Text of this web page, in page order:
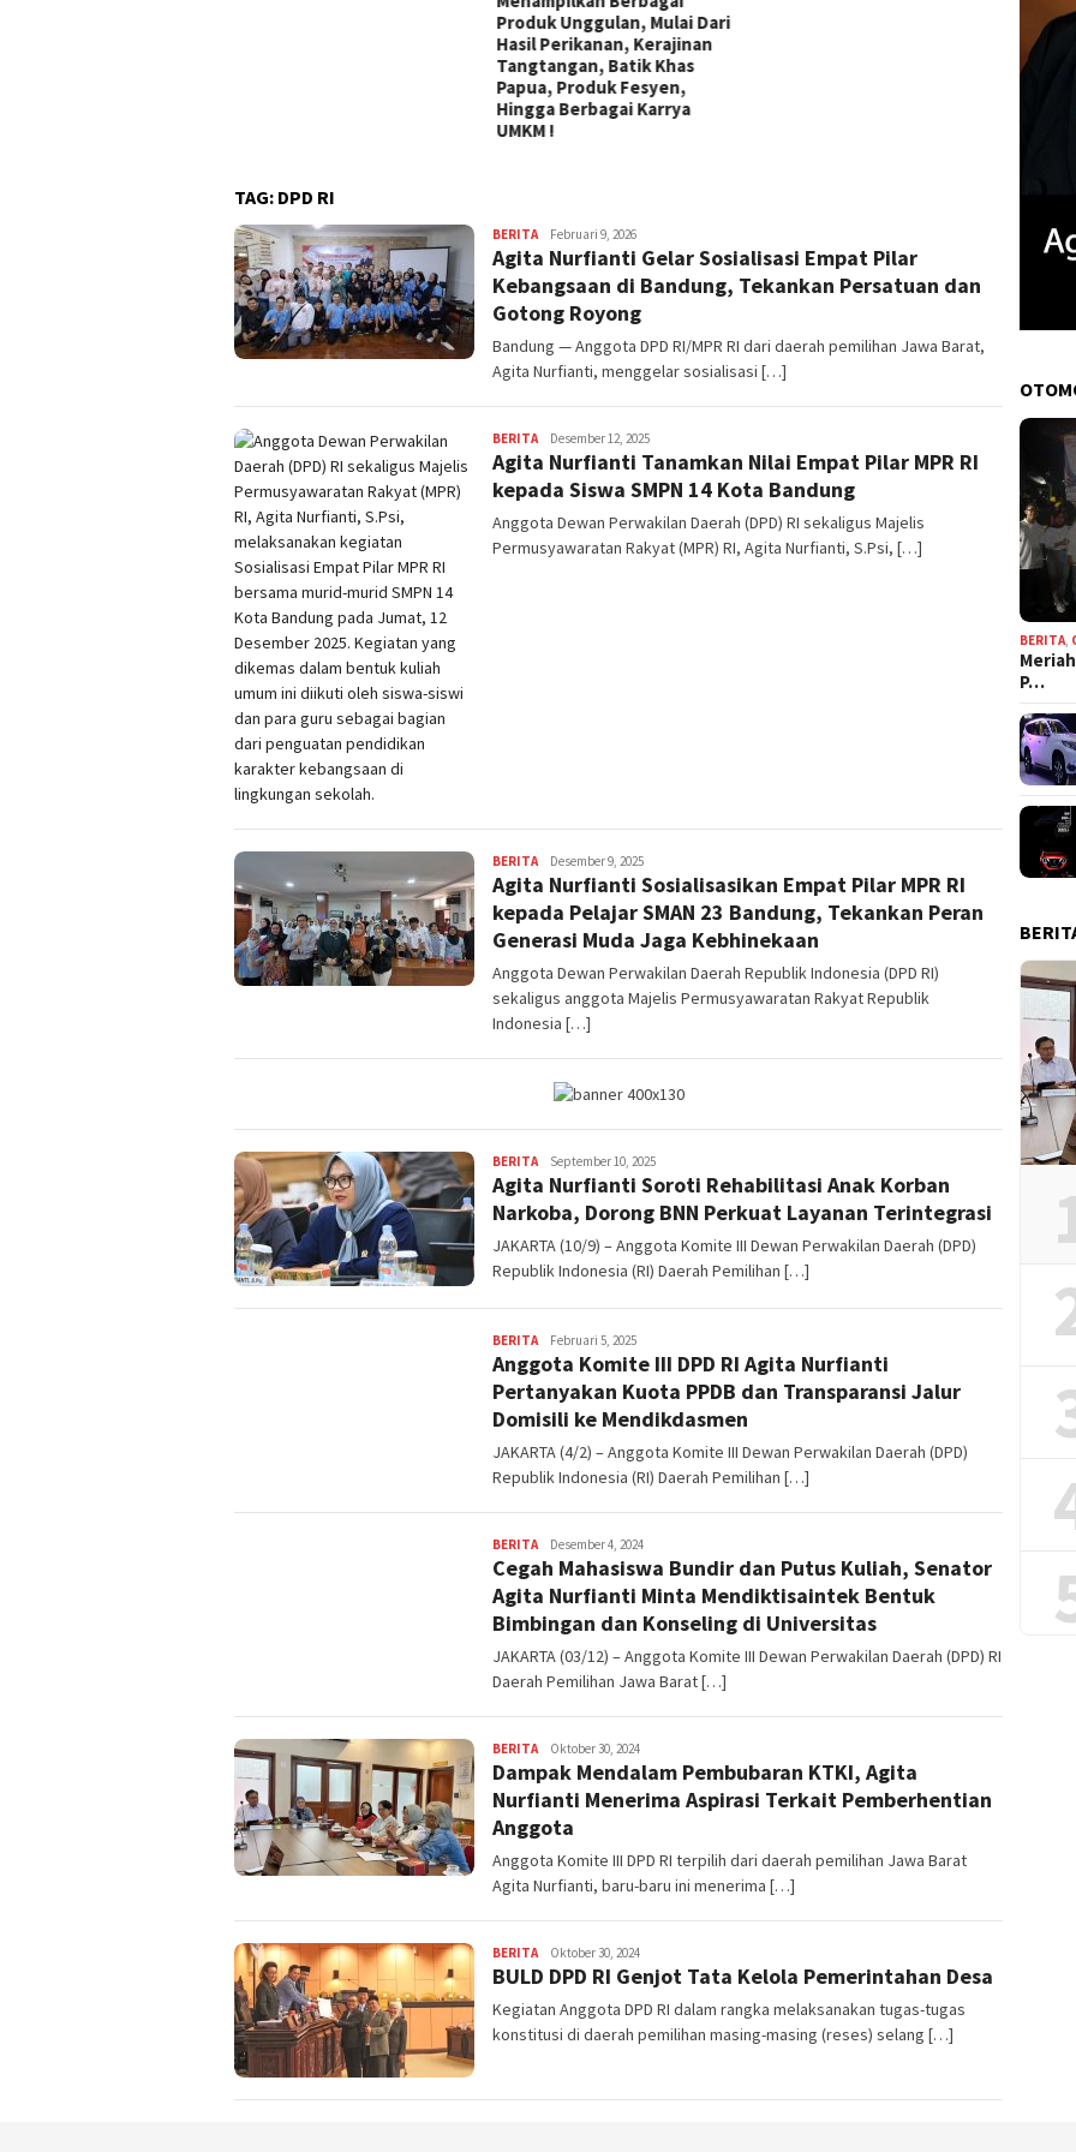
Produk Unggulan, Mulai Dari
Hasil Perikanan, Kerajinan
Tangtangan, Batik Khas
Papua, Produk Fesyen,
Hingga Berbagai Karrya
UMKM !
TAG: DPD RI
BERITAMulyadi
Elhan
Februari 9, 2026
Agita Nurfianti Gelar Sosialisasi Empat Pilar
Kebangsaan di Bandung, Tekankan Persatuan dan
Gotong Royong
Bandung — Anggota DPD RI/MPR RI dari daerah pemilihan Jawa Barat,
Agita Nurfianti, menggelar sosialisasi […]
BERITAMulyadi
Elhan
Desember 12, 2025
Agita Nurfianti Tanamkan Nilai Empat Pilar MPR RI
kepada Siswa SMPN 14 Kota Bandung
Anggota Dewan Perwakilan Daerah (DPD) RI sekaligus Majelis
Permusyawaratan Rakyat (MPR) RI, Agita Nurfianti, S.Psi, […]
BERITAMulyadi
Elhan
Desember 9, 2025
Agita Nurfianti Sosialisasikan Empat Pilar MPR RI
kepada Pelajar SMAN 23 Bandung, Tekankan Peran
Generasi Muda Jaga Kebhinekaan
Anggota Dewan Perwakilan Daerah Republik Indonesia (DPD RI)
sekaligus anggota Majelis Permusyawaratan Rakyat Republik
Indonesia […]
BERITAMulyadi
Elhan
September 10, 2025
Agita Nurfianti Soroti Rehabilitasi Anak Korban
Narkoba, Dorong BNN Perkuat Layanan Terintegrasi
JAKARTA (10/9) – Anggota Komite III Dewan Perwakilan Daerah (DPD)
Republik Indonesia (RI) Daerah Pemilihan […]
BERITAMulyadi
Elhan
Zakaria
Februari 5, 2025
Anggota Komite III DPD RI Agita Nurfianti
Pertanyakan Kuota PPDB dan Transparansi Jalur
Domisili ke Mendikdasmen
JAKARTA (4/2) – Anggota Komite III Dewan Perwakilan Daerah (DPD)
Republik Indonesia (RI) Daerah Pemilihan […]
BERITAMulyadi
Elhan
Desember 4, 2024
Cegah Mahasiswa Bundir dan Putus Kuliah, Senator
Agita Nurfianti Minta Mendiktisaintek Bentuk
Bimbingan dan Konseling di Universitas
JAKARTA (03/12) – Anggota Komite III Dewan Perwakilan Daerah (DPD) RI
Daerah Pemilihan Jawa Barat […]
BERITAMulyadi
Elhan
Zakaria
Oktober 30, 2024
Dampak Mendalam Pembubaran KTKI, Agita
Nurfianti Menerima Aspirasi Terkait Pemberhentian
Anggota
Anggota Komite III DPD RI terpilih dari daerah pemilihan Jawa Barat
Agita Nurfianti, baru-baru ini menerima […]
BERITAMulyadi
Elhan
Oktober 30, 2024
BULD DPD RI Genjot Tata Kelola Pemerintahan Desa
Kegiatan Anggota DPD RI dalam rangka melaksanakan tugas-tugas
konstitusi di daerah pemilihan masing-masing (reses) selang […]
BERITA,
P…